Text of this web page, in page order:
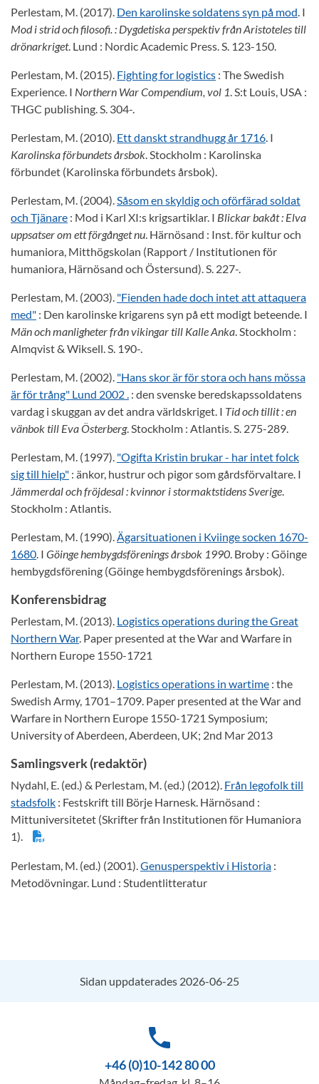
Perlestam, M. (2017). Den karolinske soldatens syn på mod. I
Mod i strid och filosofi. : Dygdetiska perspektiv från Aristoteles till
drönarkriget. Lund : Nordic Academic Press. S. 123-150.
Perlestam, M. (2015). Fighting for logistics : The Swedish
Experience. I Northern War Compendium, vol 1. S:t Louis, USA :
THGC publishing. S. 304-.
Perlestam, M. (2010). Ett danskt strandhugg år 1716. I
Karolinska förbundets årsbok. Stockholm : Karolinska
förbundet (Karolinska förbundets årsbok).
Perlestam, M. (2004).Såsom en skyldig och oförfärad soldat
och Tjänare : Mod i Karl XI:s krigsartiklar. I Blickar bakåt : Elva
uppsatser om ett förgånget nu. Härnösand : Inst. för kultur och
humaniora, Mitthögskolan (Rapport / Institutionen för
humaniora, Härnösand och Östersund). S. 227-.
Perlestam, M. (2003). "Fienden hade doch intet att attaquera
med" : Den karolinske krigarens syn på ett modigt beteende. I
Män och manligheter från vikingar till Kalle Anka. Stockholm :
Almqvist & Wiksell. S. 190-.
Perlestam, M. (2002). "Hans skor är för stora och hans mössa
är för trång" Lund 2002 . : den svenske beredskapssoldatens
vardag i skuggan av det andra världskriget. I Tid och tillit : en
vänbok till Eva Österberg. Stockholm : Atlantis. S. 275-289.
Perlestam, M. (1997). "Ogifta Kristin brukar - har intet folck
sig till hielp" : änkor, hustrur och pigor som gårdsförvaltare. I
Jämmerdal och fröjdesal : kvinnor i stormaktstidens Sverige.
Stockholm : Atlantis.
Perlestam, M. (1990).Ägarsituationen i Kviinge socken 1670-
1680. I Göinge hembygdsförenings årsbok 1990. Broby : Göinge
hembygdsförening (Göinge hembygdsförenings årsbok).
Konferensbidrag
Perlestam, M. (2013). Logistics operations during the Great
Northern War. Paper presented at the War and Warfare in
Northern Europe 1550-1721
Perlestam, M. (2013). Logistics operations in wartime : the
Swedish Army, 1701–1709. Paper presented at the War and
Warfare in Northern Europe 1550-1721 Symposium;
University of Aberdeen, Aberdeen, UK; 2nd Mar 2013
Samlingsverk (redaktör)
Nydahl, E. (ed.) & Perlestam, M. (ed.) (2012). Från legofolk till
stadsfolk : Festskrift till Börje Harnesk. Härnösand :
Mittuniversitetet (Skrifter från Institutionen för Humaniora
1).
Perlestam, M. (ed.) (2001).Genusperspektiv i Historia :
Metodövningar. Lund : Studentlitteratur
Sidan uppdaterades 2026-06-25
phone
+46 (0)10-142 80 00